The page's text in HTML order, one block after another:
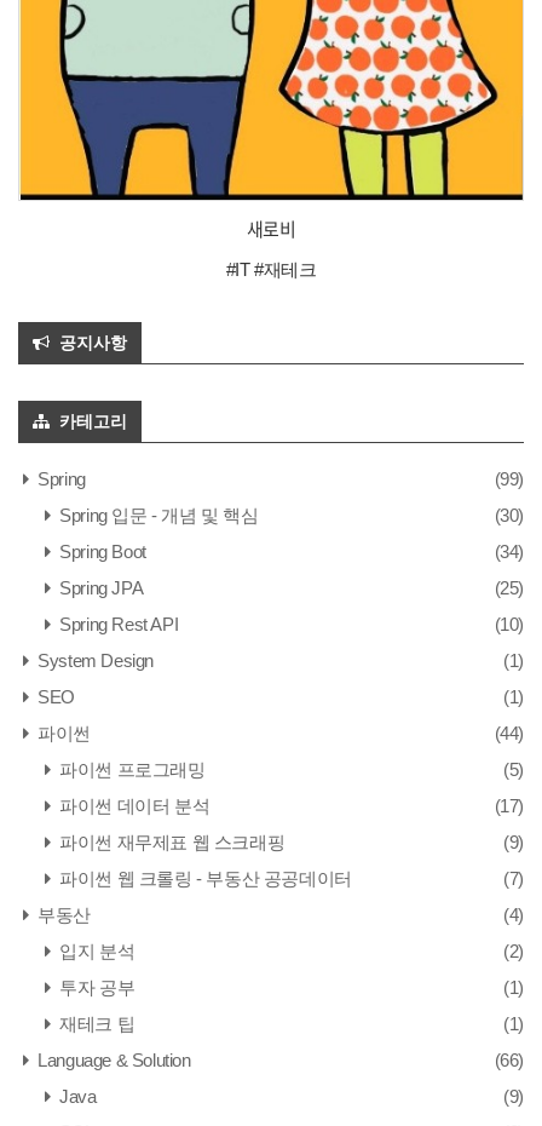
새로비
#IT #재테크
공지사항
카테고리
Spring
(99)
Spring 입문 - 개념 및 핵심
(30)
Spring Boot
(34)
Spring JPA
(25)
Spring Rest API
(10)
System Design
(1)
SEO
(1)
파이썬
(44)
파이썬 프로그래밍
(5)
파이썬 데이터 분석
(17)
파이썬 재무제표 웹 스크래핑
(9)
파이썬 웹 크롤링 - 부동산 공공데이터
(7)
부동산
(4)
입지 분석
(2)
투자 공부
(1)
재테크 팁
(1)
Language & Solution
(66)
Java
(9)